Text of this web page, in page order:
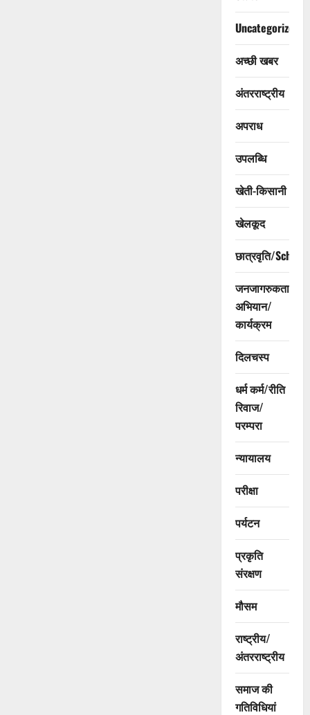
Uncategorized
अच्छी खबर
अंतरराष्ट्रीय
अपराध
उपलब्धि
खेती-किसानी
खेलकूद
छात्रवृति/
जनजागरुकता
अभियान/
कार्यक्रम
दिलचस्प
धर्म कर्म/रीति
रिवाज/
परम्परा
न्यायालय
परीक्षा
पर्यटन
प्रकृति
संरक्षण
मौसम
राष्ट्रीय/
अंतरराष्ट्रीय
समाज की
गतिविधियां